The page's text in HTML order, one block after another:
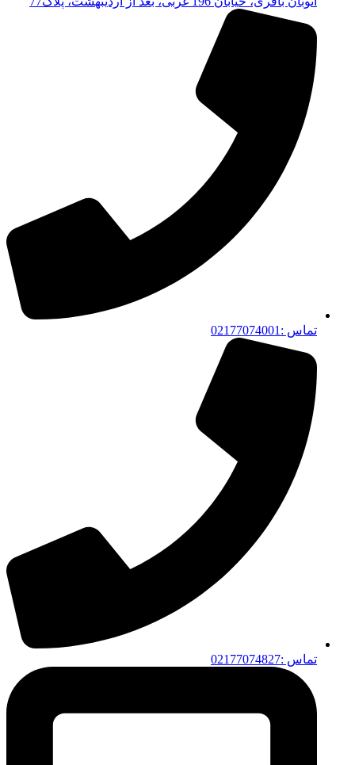
تماس :02177074001
تماس :02177074827